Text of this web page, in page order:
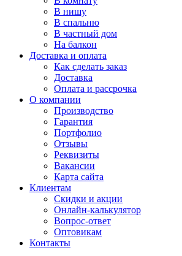
В нишу
В спальню
В частный дом
На балкон
Доставка и оплата
Как сделать заказ
Доставка
Оплата и рассрочка
О компании
Производство
Гарантия
Портфолио
Отзывы
Реквизиты
Вакансии
Карта сайта
Клиентам
Скидки и акции
Онлайн-калькулятор
Вопрос-ответ
Оптовикам
Контакты